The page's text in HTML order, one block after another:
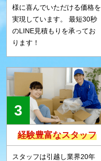
様に喜んでいただける価格を
実現しています。 最短30秒
のLINE見積もりを承ってお
ります！
経験豊富なスタッフ
スタッフは引越し業界20年